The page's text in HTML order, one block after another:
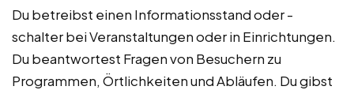
Du betreibst einen Informationsstand oder -
schalter bei Veranstaltungen oder in Einrichtungen.
Du beantwortest Fragen von Besuchern zu
Programmen, Örtlichkeiten und Abläufen. Du gibst